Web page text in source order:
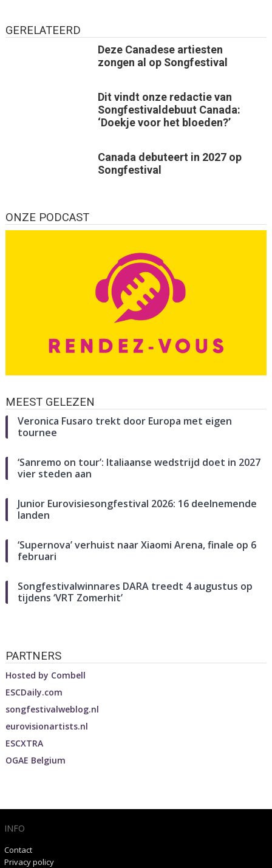
GERELATEERD
Deze Canadese artiesten
zongen al op Songfestival
Dit vindt onze redactie van
Songfestivaldebuut Canada:
‘Doekje voor het bloeden?’
Canada debuteert in 2027 op
Songfestival
ONZE PODCAST
MEEST GELEZEN
Veronica Fusaro trekt door Europa met eigen
tournee
‘Sanremo on tour’: Italiaanse wedstrijd doet in 2027
vier steden aan
Junior Eurovisiesongfestival 2026: 16 deelnemende
landen
‘Supernova’ verhuist naar Xiaomi Arena, finale op 6
februari
Songfestivalwinnares DARA treedt 4 augustus op
tijdens ‘VRT Zomerhit’
PARTNERS
Hosted by Combell
ESCDaily.com
songfestivalweblog.nl
eurovisionartists.nl
ESCXTRA
OGAE Belgium
INFO
Contact
Privacy policy